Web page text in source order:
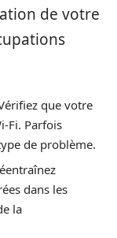
de votre
que votre
Fi. Parfois
de problème.
dans les
la